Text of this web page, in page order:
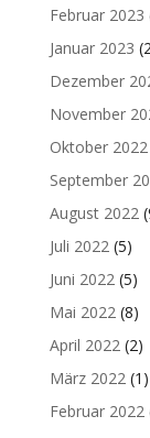
Februar 2023
Januar 2023
Dezember
November
Oktober 2022
September
August 2022
Juli 2022(5)
Juni 2022(5)
Mai 2022(8)
April 2022(2)
März 2022(1)
Februar 2022